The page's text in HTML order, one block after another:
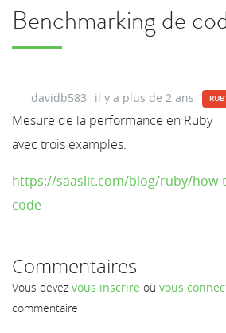
Benchmarking de
davidb583 il y a plus de 2 ans
Mesure de la performance en Ruby
avec trois examples.
https://saaslit.com/blog/ruby/
code
Commentaires
Vous devez vous inscrire ou vous
commentaire